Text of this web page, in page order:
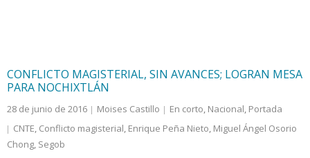
CONFLICTO MAGISTERIAL, SIN AVANCES; LOGRAN MESA
PARA NOCHIXTLÁN
28 de junio de 2016 Moises Castillo En corto, Nacional, Portada
CNTE, Conflicto magisterial, Enrique Peña Nieto, Miguel Ángel Osorio
Chong, Segob